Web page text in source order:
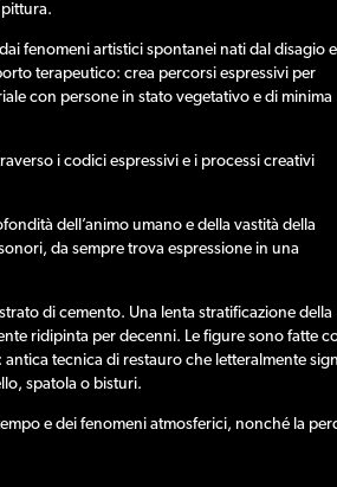
fenomeni artistici spontanei nati dal disagio e
terapeutico: crea percorsi espressivi per
con persone in stato vegetativo e di minima
i codici espressivi e i processi creativi
dell’animo umano e della vastità della
da sempre trova espressione in una
di cemento. Una lenta stratificazione della
ridipinta per decenni. Le figure sono fatte
tecnica di restauro che letteralmente
spatola o bisturi.
e dei fenomeni atmosferici, nonché la